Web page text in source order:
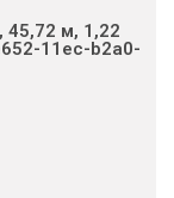
45,72 м, 1,22
11ec-b2a0-